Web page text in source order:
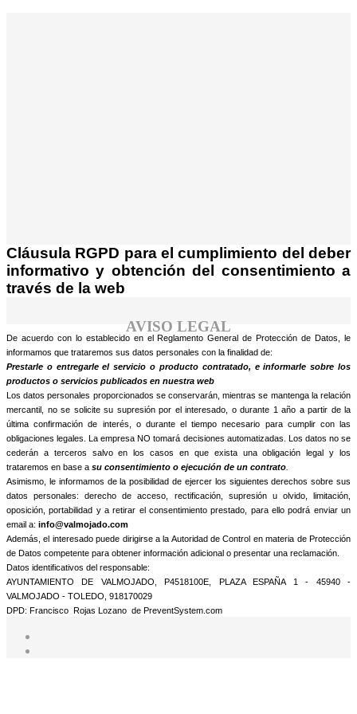
Cláusula RGPD para el cumplimiento del deber
informativo y obtención del consentimiento a
AVISO LEGAL
De acuerdo con lo establecido en el Reglamento General de Protección de Datos, le
informamos que trataremos sus datos personales con la finalidad de:
Prestarle o entregarle el servicio o producto contratado, e informarle sobre los
productos o servicios publicados en nuestra web
Los datos personales proporcionados se conservarán, mientras se mantenga la relación
mercantil, no se solicite su supresión por el interesado, o durante 1 año a partir de la
última confirmación de interés, o durante el tiempo necesario para cumplir con las
obligaciones legales. La empresa NO tomará decisiones automatizadas. Los datos no se
cederán a terceros salvo en los casos en que exista una obligación legal y los
trataremos en base asu consentimiento o ejecución de un contrato .
Asimismo, le informamos de la posibilidad de ejercer los siguientes derechos sobre sus
datos personales: derecho de acceso, rectificación, supresión u olvido, limitación,
oposición, portabilidad y a retirar el consentimiento prestado, para ello podrá enviar un
email a:info@valmojado.com
Además, el interesado puede dirigirse a la Autoridad de Control en materia de Protección
de Datos competente para obtener información adicional o presentar una reclamación.
Datos identificativos del responsable:
AYUNTAMIENTO DE VALMOJADO, P4518100E, PLAZA ESPAÑA 1 - 45940 -